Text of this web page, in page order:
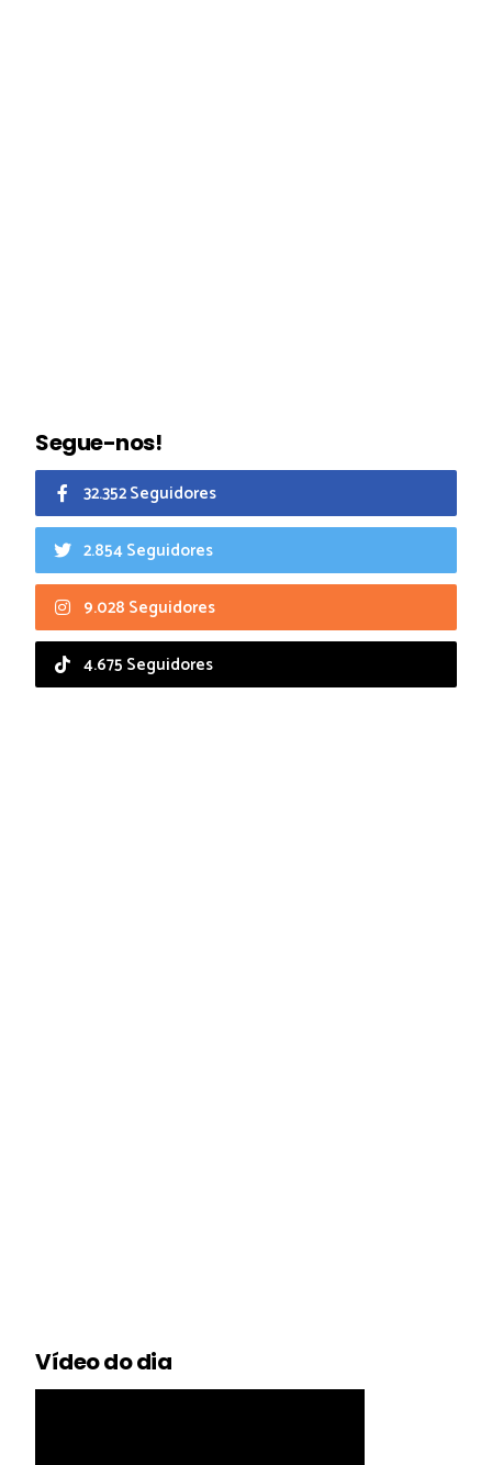
Segue-nos!
32.352 Seguidores
2.854 Seguidores
9.028 Seguidores
4.675 Seguidores
Vídeo do dia